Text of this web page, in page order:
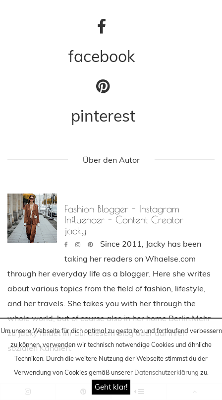
Um unsere Webseite für dich optimal zu gestalten und fortlaufend verbessern
zu können, verwenden wir technisch notwendige Cookies und ähnliche
Techniken . Durch die weitere Nutzung der Webseite stimmst du der
Verwendung von Cookies gemäß unserer Datenschutzerklärung zu.
Geht klar!
facebook
pinterest
Über den Autor
Fashion Blogger - Instagram
Influencer - Content Creator
jacky
Since 2011, Jacky has been
taking her readers on Whaelse.com
through her everyday life as a blogger. Here she writes
about various topics from the field of fashion, lifestyle,
and her travels. She takes you with her through the
whole world, but of course also in her home Berlin.Mehr
zu Jacky findet ihr auf diesem Blog oder auf ihren
sozialen Kanälen.
Was dir gefallen könnte